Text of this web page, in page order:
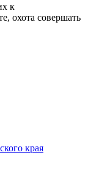
к
охота совершать
края